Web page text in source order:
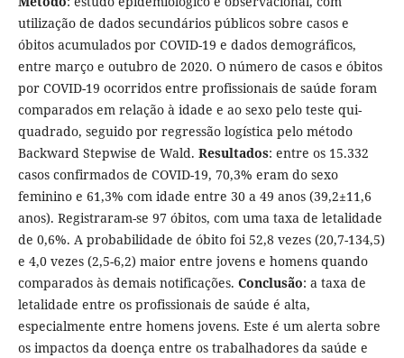
utilização de dados secundários públicos sobre casos e
óbitos acumulados por COVID-19 e dados demográficos,
entre março e outubro de 2020. O número de casos e óbitos
por COVID-19 ocorridos entre profissionais de saúde foram
comparados em relação à idade e ao sexo pelo teste qui-
quadrado, seguido por regressão logística pelo método
Backward Stepwise de Wald. Resultados: entre os 15.332
casos confirmados de COVID-19, 70,3% eram do sexo
feminino e 61,3% com idade entre 30 a 49 anos (39,2±11,6
anos). Registraram-se 97 óbitos, com uma taxa de letalidade
de 0,6%. A probabilidade de óbito foi 52,8 vezes (20,7-134,5)
e 4,0 vezes (2,5-6,2) maior entre jovens e homens quando
comparados às demais notificações. Conclusão: a taxa de
letalidade entre os profissionais de saúde é alta,
especialmente entre homens jovens. Este é um alerta sobre
os impactos da doença entre os trabalhadores da saúde e